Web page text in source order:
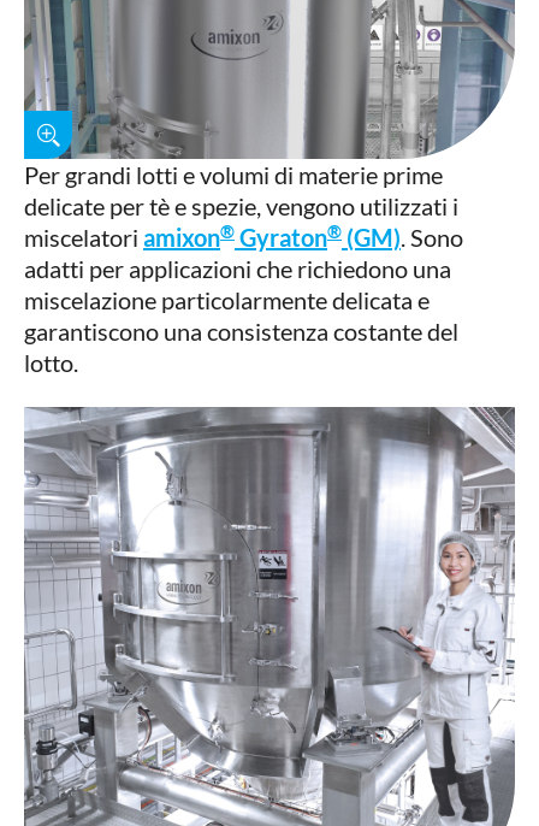
Per grandi lotti e volumi di materie prime
delicate per tè e spezie, vengono utilizzati i
miscelatori amixon® Gyraton® (GM). Sono
adatti per applicazioni che richiedono una
miscelazione particolarmente delicata e
garantiscono una consistenza costante del
lotto.